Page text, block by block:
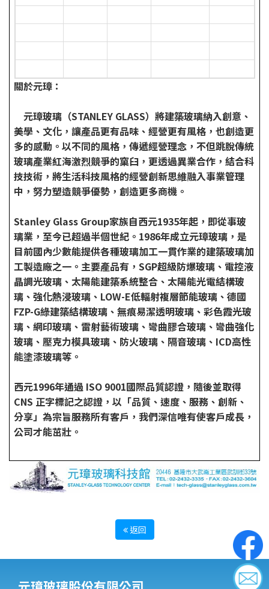
關於元璋：
元璋玻璃（STANLEY GLASS）將建築玻璃納入創意、
美學、文化，讓產品更有品味、經營更有風格，也創造更
多的感動。以不同的風格，傳遞經營理念，不但跳脫傳統
玻璃產業紅海激烈競爭的窠臼，更透過異業合作，結合科
技技術，將生活科技風格的經營創新思維融入事業管理
中，努力塑造競爭優勢，創造更多商機。
Stanley Glass Group家族自西元1935年起，即從事玻
璃業，至今已超過半個世紀。1986年成立元璋玻璃，是
目前國內少數能提供各種玻璃加工一貫作業的建築玻璃加
工製造廠之一。主要產品有，SGP超級防爆玻璃、電控液
晶調光玻璃、太陽能建築系統整合、太陽能光電結構玻
璃、強化熱浸玻璃、LOW-E低輻射複層節能玻璃、德國
FZP-G綠建築結構玻璃、無痕易潔透明玻璃、彩色霞光玻
璃、網印玻璃、雷射藝術玻璃、彎曲膠合玻璃、彎曲強化
玻璃、壓克力模具玻璃、防火玻璃、隔音玻璃、ICD高性
能塗漆玻璃等。
西元1996年通過 ISO 9001國際品質認證，隨後並取得
CNS 正字標記之認證，以「品質、速度、服務、創新、
分享」為宗旨服務所有客戶，我們深信唯有使客戶成長，
公司才能茁壯。
返回